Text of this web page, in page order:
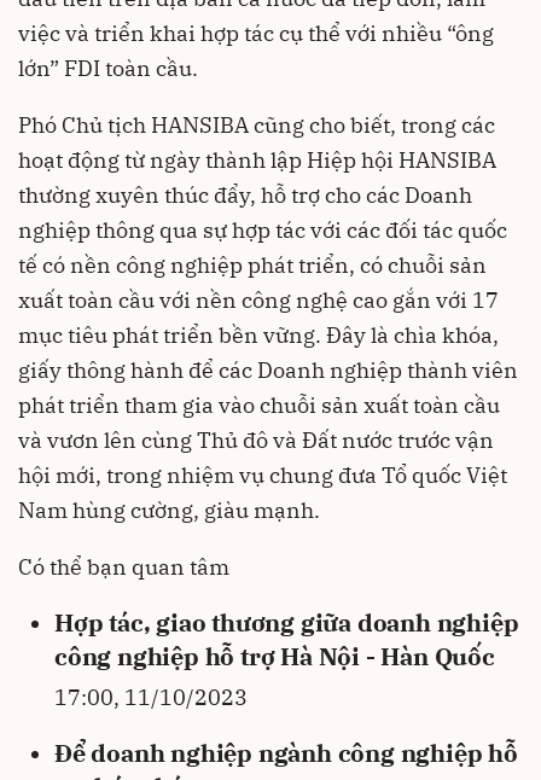
việc và triển khai hợp tác cụ thể với nhiều “ông
lớn” FDI toàn cầu.
Phó Chủ tịch HANSIBA cũng cho biết, trong các
hoạt động từ ngày thành lập Hiệp hội HANSIBA
thường xuyên thúc đẩy, hỗ trợ cho các Doanh
nghiệp thông qua sự hợp tác với các đối tác quốc
tế có nền công nghiệp phát triển, có chuỗi sản
xuất toàn cầu với nền công nghệ cao gắn với 17
mục tiêu phát triển bền vững. Đây là chìa khóa,
giấy thông hành để các Doanh nghiệp thành viên
phát triển tham gia vào chuỗi sản xuất toàn cầu
và vươn lên cùng Thủ đô và Đất nước trước vận
hội mới, trong nhiệm vụ chung đưa Tổ quốc Việt
Nam hùng cường, giàu mạnh.
Có thể bạn quan tâm
Hợp tác, giao thương giữa doanh nghiệp
công nghiệp hỗ trợ Hà Nội - Hàn Quốc
17:00, 11/10/2023
Để doanh nghiệp ngành công nghiệp hỗ